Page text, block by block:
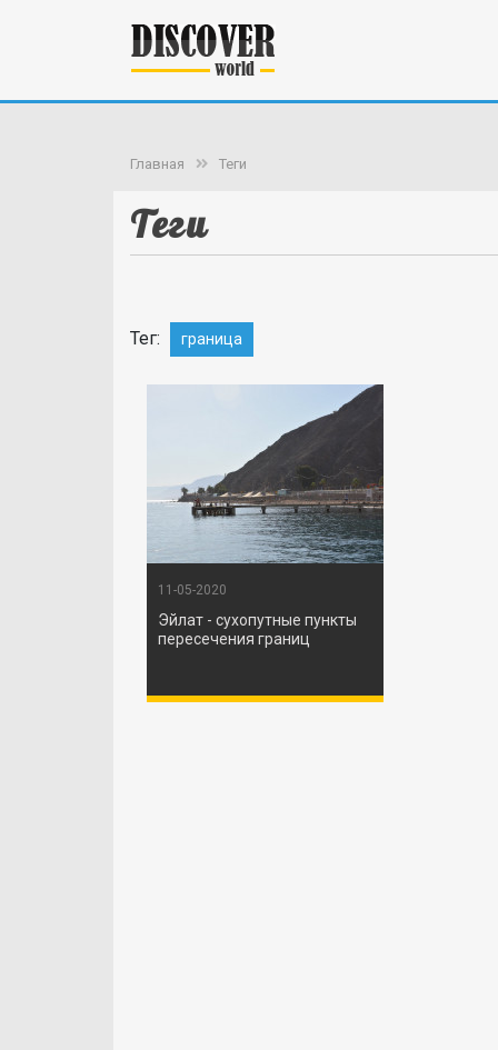
Главная Теги
Теги
Тег: граница
11-05-2020
Эйлат - сухопутные пункты
пересечения границ